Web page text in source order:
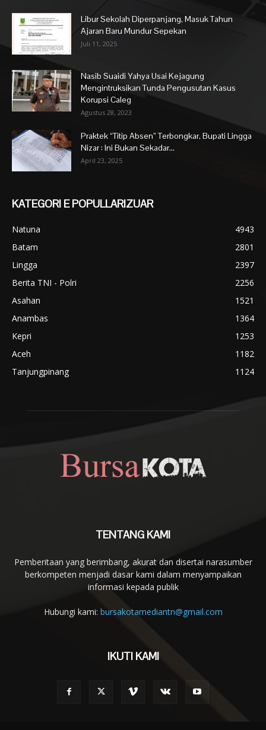
Libur Sekolah Diperpanjang, Masuk Tahun
Ajaran Baru Mundur Sepekan
Juli 11, 2025
Nasib Suaidi Yahya Usai Kejagung
Mengintruksikan Tunda Pengusutan Kasus
Korupsi Caleg
Agustus 28, 2023
Praktek “Titip Absen” Terbongkar, Bupati Lingga
Nizar : Ini Bukan Sekadar...
April 23, 2025
KATEGORI E POPULLARIZUAR
Natuna
4943
Batam
2801
Lingga
2397
Berita TNI - Polri
2256
Asahan
1521
Anambas
1364
Kepri
1253
Aceh
1182
Tanjungpinang
1124
TENTANG KAMI
Pemberitaan yang berimbang, akurat dan disertai narasumber
berkompeten menjadi dasar kami dalam menyampaikan
informasi kepada publik
Hubungi kami: bursakotamediantn@gmail.com
IKUTI KAMI